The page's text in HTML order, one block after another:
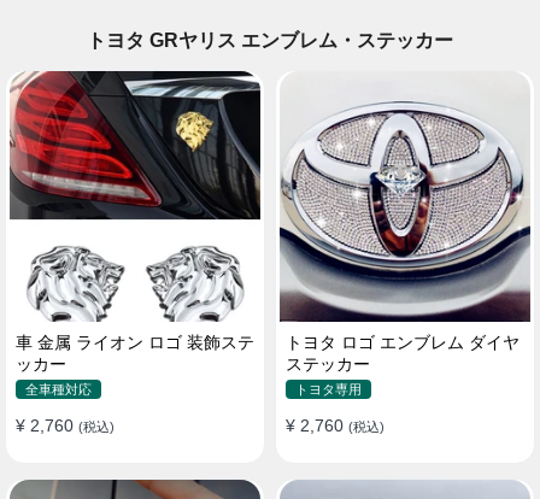
トヨタ GRヤリス エンブレム・ステッカー
車 金属 ライオン ロゴ 装飾ステ
ッカー
全車種対応
¥ 2,760 (税込)
トヨタ ロゴ エンブレム ダイヤ
ステッカー
トヨタ専用
¥ 2,760 (税込)